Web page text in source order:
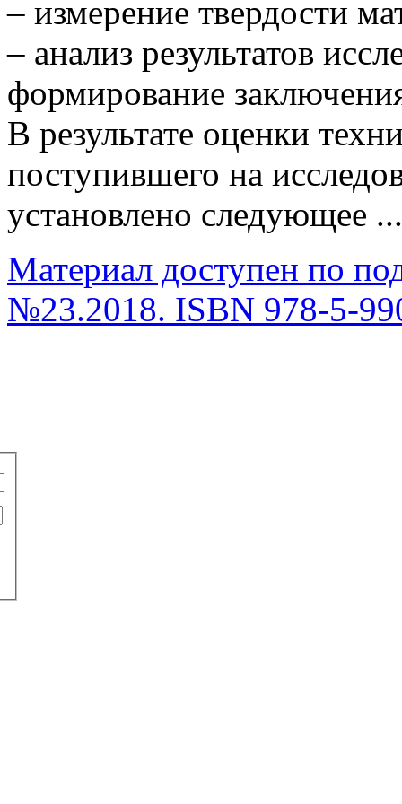
– измерение твердости
– анализ результатов
формирование
В результате оценки
поступившего на
установлено следующее ...
Материал доступен по
№23.2018. ISBN 978-5-